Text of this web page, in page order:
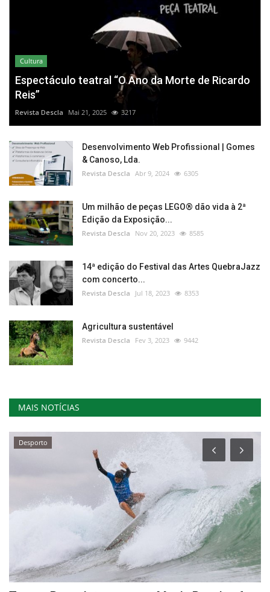
Cultura
Espectáculo teatral “O Ano da Morte de Ricardo
Reis”
Revista Descla Mai 21, 2025 3217
Desenvolvimento Web Profissional | Gomes
& Canoso, Lda.
Revista Descla Abr 9, 2024 6305
Um milhão de peças LEGO® dão vida à 2ª
Edição da Exposição...
Revista Descla Nov 20, 2023 8585
14ª edição do Festival das Artes QuebraJazz
com concerto...
Revista Descla Jul 18, 2023 8353
Agricultura sustentável
Revista Descla Fev 3, 2023 9442
MAIS NOTÍCIAS
Desporto